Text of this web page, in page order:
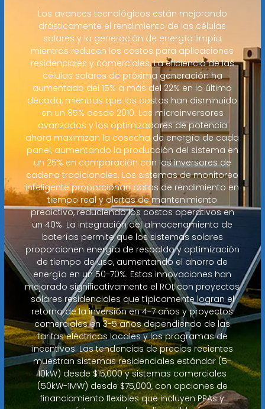
Los avances tecnológicos están mejorando
drásticamente el rendimiento de las células
solares y la generación de energía limpia
mientras reducen los costos para aplicaciones
residenciales y comerciales. La eficiencia de las
células solares de próxima generación ha
aumentado del 15% a más del 22% en la última
década, mientras que los costos han disminuido
en un 85% desde 2010. Los microinversores
avanzados y los optimizadores de potencia
ahora maximizan la cosecha de energía de cada
panel, aumentando la producción del sistema en
un 25% en comparación con los inversores de
cadena tradicionales. Los sistemas de monitoreo
inteligente proporcionan datos de rendimiento en
tiempo real y alertas de mantenimiento
predictivo, reduciendo los costos operativos en
un 40%. La integración del almacenamiento de
baterías permite que los sistemas solares
proporcionen energía de respaldo y optimización
de tiempo de uso, aumentando el ahorro de
energía en un 50-70%. Estas innovaciones han
mejorado significativamente el ROI, con proyectos
solares residenciales que típicamente logran el
retorno de la inversión en 4-7 años y proyectos
comerciales en 3-5 años dependiendo de las
tarifas eléctricas locales y los programas de
incentivos. Las tendencias de precios recientes
muestran sistemas residenciales estándar (5-
10kW) desde $15,000 y sistemas comerciales
(50kW-1MW) desde $75,000, con opciones de
financiamiento flexibles que incluyen PPAs y